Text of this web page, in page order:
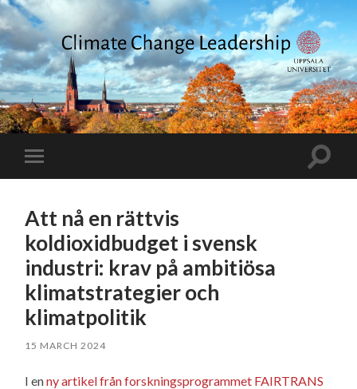
Climate
Change
Leadership
Toggle
mobile
Toggle
Att nå en rättvis
koldioxidbudget i svensk
industri: krav på ambitiösa
klimatstrategier och
klimatpolitik
15 MARCH 2024
I enny artikel från forskningsprogrammet FAIRTRANS